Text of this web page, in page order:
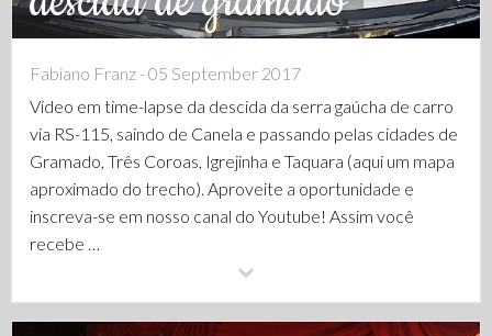
Fabiano Franz - 05 September 2017
Vídeo em time-lapse da descida da serra gaúcha de carro
via RS-115, saindo de Canela e passando pelas cidades de
Gramado, Três Coroas, Igrejinha e Taquara (aqui um mapa
aproximado do trecho). Aproveite a oportunidade e
inscreva-se em nosso canal do Youtube! Assim você
recebe …